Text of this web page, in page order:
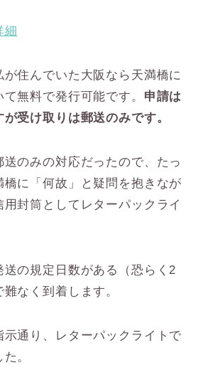
細
住んでいた大阪なら天満橋に
無料で発行可能です。 申請は
受け取りは郵送のみです。
のみの対応だったので、たっ
に「何故」と疑問を抱きなが
封筒としてレターパックライ
送の規定日数がある（恐らく2
なく到着します。
通り、レターパックライトで
。